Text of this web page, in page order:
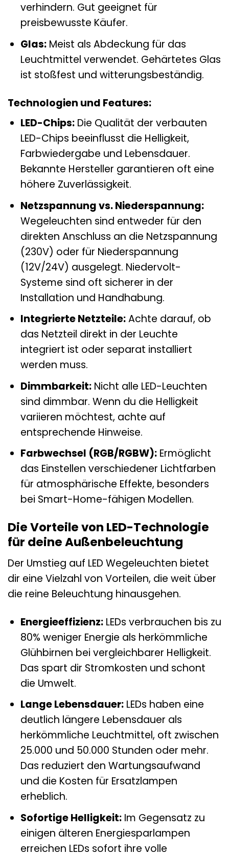
verhindern. Gut geeignet für
preisbewusste Käufer.
Glas:Meist als Abdeckung für das
Leuchtmittel verwendet. Gehärtetes Glas
ist stoßfest und witterungsbeständig.
Technologien und Features:
LED-Chips:Die Qualität der verbauten
LED-Chips beeinflusst die Helligkeit,
Farbwiedergabe und Lebensdauer.
Bekannte Hersteller garantieren oft eine
höhere Zuverlässigkeit.
Netzspannung vs. Niederspannung:
Wegeleuchten sind entweder für den
direkten Anschluss an die Netzspannung
(230V) oder für Niederspannung
(12V/24V) ausgelegt. Niedervolt-
Systeme sind oft sicherer in der
Installation und Handhabung.
Integrierte Netzteile:Achte darauf, ob
das Netzteil direkt in der Leuchte
integriert ist oder separat installiert
werden muss.
Dimmbarkeit:Nicht alle LED-Leuchten
sind dimmbar. Wenn du die Helligkeit
variieren möchtest, achte auf
entsprechende Hinweise.
Farbwechsel (RGB/RGBW):Ermöglicht
das Einstellen verschiedener Lichtfarben
für atmosphärische Effekte, besonders
bei Smart-Home-fähigen Modellen.
Die Vorteile von LED-Technologie
für deine Außenbeleuchtung
Der Umstieg auf LED Wegeleuchten bietet
dir eine Vielzahl von Vorteilen, die weit über
die reine Beleuchtung hinausgehen.
Energieeffizienz:LEDs verbrauchen bis zu
80% weniger Energie als herkömmliche
Glühbirnen bei vergleichbarer Helligkeit.
Das spart dir Stromkosten und schont
die Umwelt.
Lange Lebensdauer:LEDs haben eine
deutlich längere Lebensdauer als
herkömmliche Leuchtmittel, oft zwischen
25.000 und 50.000 Stunden oder mehr.
Das reduziert den Wartungsaufwand
und die Kosten für Ersatzlampen
erheblich.
Sofortige Helligkeit:Im Gegensatz zu
einigen älteren Energiesparlampen
erreichen LEDs sofort ihre volle